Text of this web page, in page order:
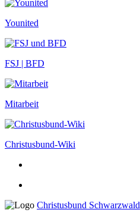
Younited
FSJ | BFD
Mitarbeit
Christusbund-Wiki
Christusbund Schwarzwald